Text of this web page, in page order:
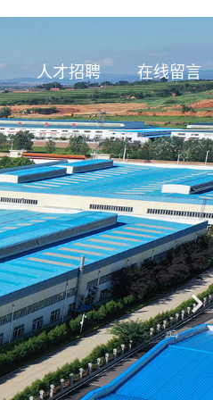
人才招聘 在线留言